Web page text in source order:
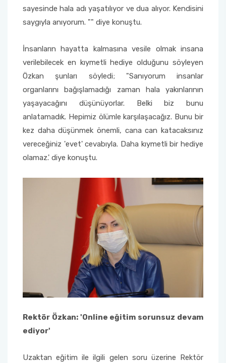
sayesinde hala adı yaşatılıyor ve dua alıyor. Kendisini
saygıyla anıyorum. "" diye konuştu.
İnsanların hayatta kalmasına vesile olmak insana
verilebilecek en kıymetli hediye olduğunu söyleyen
Özkan şunları söyledi; "Sanıyorum insanlar
organlarını bağışlamadığı zaman hala yakınlarının
yaşayacağını düşünüyorlar. Belki biz bunu
anlatamadık. Hepimiz ölümle karşılaşacağız. Bunu bir
kez daha düşünmek önemli, cana can katacaksınız
vereceğiniz 'evet' cevabıyla. Daha kıymetli bir hediye
olamaz.' diye konuştu.
Rektör Özkan: 'Online eğitim sorunsuz devam
ediyor'
Uzaktan eğitim ile ilgili gelen soru üzerine Rektör